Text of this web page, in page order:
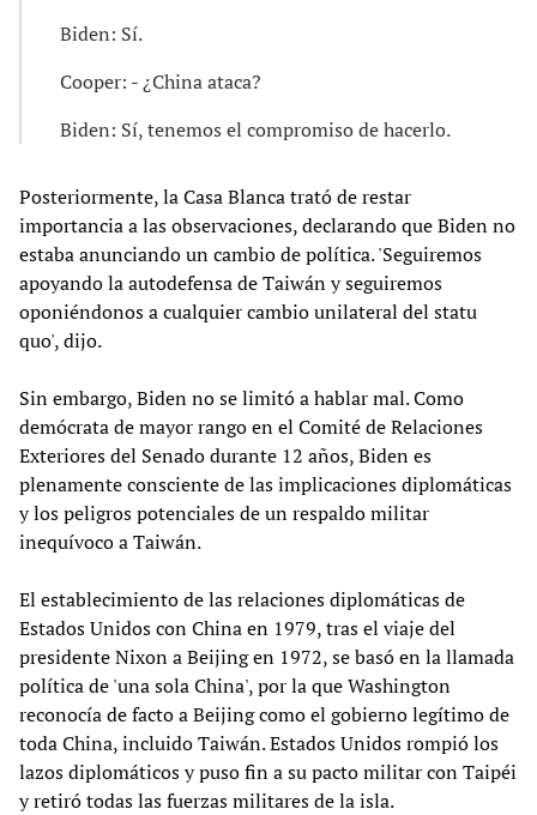
Biden: Sí.
Cooper: - ¿China ataca?
Biden: Sí, tenemos el compromiso de hacerlo.
Posteriormente, la Casa Blanca trató de restar
importancia a las observaciones, declarando que Biden no
estaba anunciando un cambio de política. 'Seguiremos
apoyando la autodefensa de Taiwán y seguiremos
oponiéndonos a cualquier cambio unilateral del statu
quo', dijo.
Sin embargo, Biden no se limitó a hablar mal. Como
demócrata de mayor rango en el Comité de Relaciones
Exteriores del Senado durante 12 años, Biden es
plenamente consciente de las implicaciones diplomáticas
y los peligros potenciales de un respaldo militar
inequívoco a Taiwán.
El establecimiento de las relaciones diplomáticas de
Estados Unidos con China en 1979, tras el viaje del
presidente Nixon a Beijing en 1972, se basó en la llamada
política de 'una sola China', por la que Washington
reconocía de facto a Beijing como el gobierno legítimo de
toda China, incluido Taiwán. Estados Unidos rompió los
lazos diplomáticos y puso fin a su pacto militar con Taipéi
y retiró todas las fuerzas militares de la isla.